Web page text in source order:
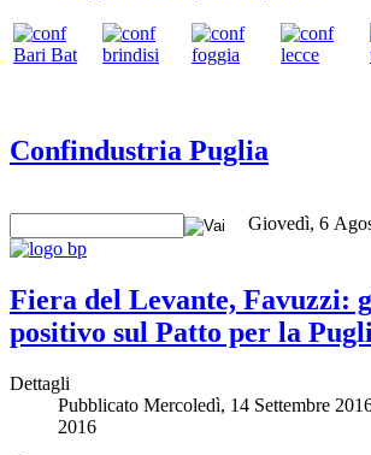
Confindustria Puglia
Giovedì, 6
Fiera del Levante, Favuzzi:
positivo sul Patto per la
Dettagli
Pubblicato Mercoledì, 14 Settembre
2016